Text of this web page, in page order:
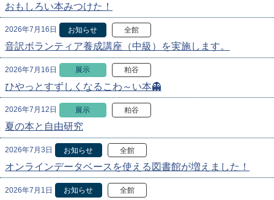
おもしろい本みつけた！
2026年7月16日 お知らせ 全館
音訳ボランティア養成講座（中級）を実施します。
2026年7月16日 展示 粕谷
ひやっとすずしくなるこわ～い本👻
2026年7月12日 展示 粕谷
夏の本と自由研究
2026年7月3日 お知らせ 全館
オンラインデータベースを使える図書館が増えました！
2026年7月1日 お知らせ 全館